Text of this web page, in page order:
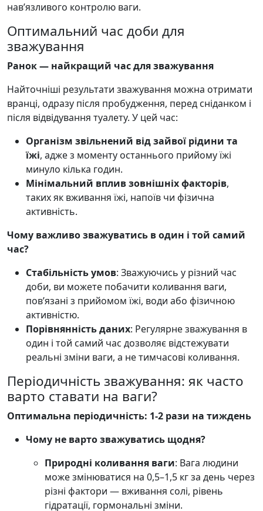
нав’язливого контролю ваги.
Оптимальний час доби для
зважування
Ранок — найкращий час для зважування
Найточніші результати зважування можна отримати
вранці, одразу після пробудження, перед сніданком і
після відвідування туалету. У цей час:
Організм звільнений від зайвої рідини та
їжі, адже з моменту останнього прийому їжі
минуло кілька годин.
Мінімальний вплив зовнішніх факторів,
таких як вживання їжі, напоїв чи фізична
активність.
Чому важливо зважуватись в один і той самий
час?
Стабільність умов: Зважуючись у різний час
доби, ви можете побачити коливання ваги,
пов’язані з прийомом їжі, води або фізичною
активністю.
Порівнянність даних: Регулярне зважування в
один і той самий час дозволяє відстежувати
реальні зміни ваги, а не тимчасові коливання.
Періодичність зважування: як часто
варто ставати на ваги?
Оптимальна періодичність: 1-2 рази на тиждень
Чому не варто зважуватись щодня?
Природні коливання ваги: Вага людини
може змінюватися на 0,5–1,5 кг за день через
різні фактори — вживання солі, рівень
гідратації, гормональні зміни.